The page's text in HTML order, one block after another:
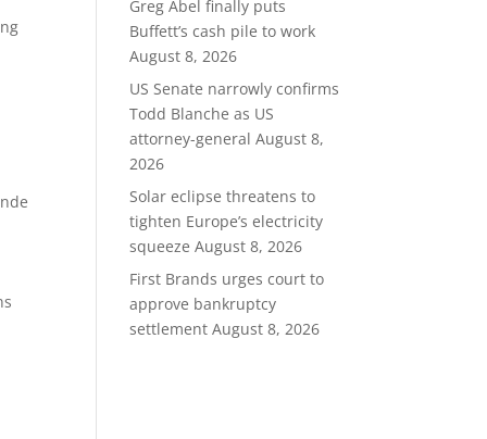
Greg Abel finally puts
Buffett’s cash pile to work
August 8, 2026
US Senate narrowly confirms
Todd Blanche as US
attorney-general August 8,
2026
Solar eclipse threatens to
tighten Europe’s electricity
squeeze August 8, 2026
First Brands urges court to
approve bankruptcy
settlement August 8, 2026